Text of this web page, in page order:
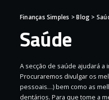
Finanças Simples >Blog >
Saúde
A secção de saúde ajudará
Procuraremos divulgar os
pessoais…) bem como as
dentários. Para que tome a